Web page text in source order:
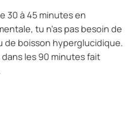
30 à 45 minutes en
tu n’as pas besoin de
de boisson hyperglucidique.
les 90 minutes fait